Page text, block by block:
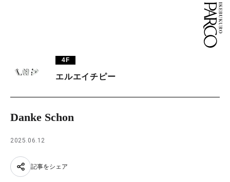
PARCOメンバーズ
4F
エルエイチピー
Danke Schon
2025.06.12
記事をシェア